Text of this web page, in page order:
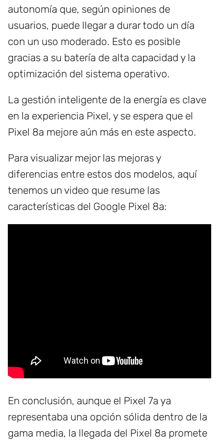
autonomía que, según opiniones de
usuarios, puede llegar a durar todo un día
con un uso moderado. Esto es posible
gracias a su batería de alta capacidad y la
optimización del sistema operativo.
La gestión inteligente de la energía es clave
en la experiencia Pixel, y se espera que el
Pixel 8a mejore aún más en este aspecto.
Para visualizar mejor las mejoras y
diferencias entre estos dos modelos, aquí
tenemos un video que resume las
características del Google Pixel 8a:
En conclusión, aunque el Pixel 7a ya
representaba una opción sólida dentro de la
gama media, la llegada del Pixel 8a promete